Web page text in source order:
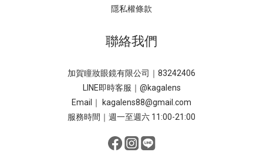
隱私權條款
聯絡我們
加賀瞳妝眼鏡有限公司｜83242406
LINE即時客服｜ @kagalens
Email｜ kagalens88@gmail.com
服務時間｜週一至週六 11:00-21:00